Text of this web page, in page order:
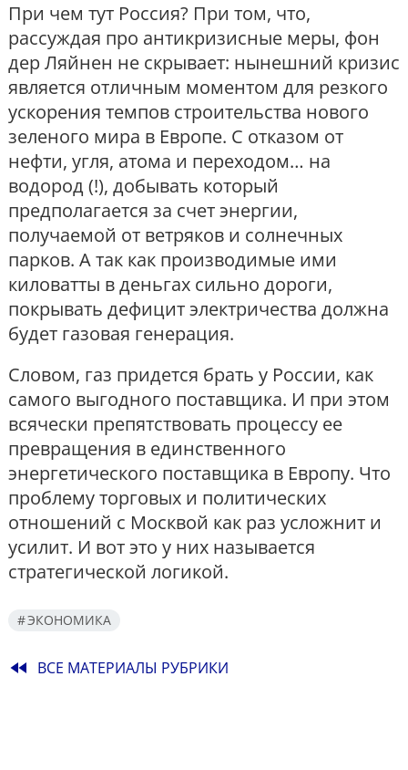
При чем тут Россия? При том, что,
рассуждая про антикризисные меры, фон
дер Ляйнен не скрывает: нынешний кризис
является отличным моментом для резкого
ускорения темпов строительства нового
зеленого мира в Европе. С отказом от
нефти, угля, атома и переходом… на
водород (!), добывать который
предполагается за счет энергии,
получаемой от ветряков и солнечных
парков. А так как производимые ими
киловатты в деньгах сильно дороги,
покрывать дефицит электричества должна
будет газовая генерация.
Словом, газ придется брать у России, как
самого выгодного поставщика. И при этом
всячески препятствовать процессу ее
превращения в единственного
энергетического поставщика в Европу. Что
проблему торговых и политических
отношений с Москвой как раз усложнит и
усилит. И вот это у них называется
стратегической логикой.
ЭКОНОМИКА
fast_rewind ВСЕ МАТЕРИАЛЫ РУБРИКИ